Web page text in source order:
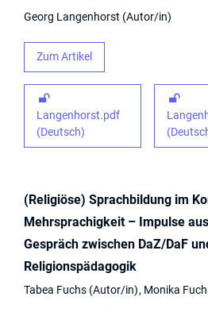
Georg Langenhorst Autor/in
Zum Artikel
Langenhorst.pdf
(Deutsch)
(Religiöse) Sprachbildung im
Mehrsprachigkeit – Impulse
Gespräch zwischen DaZ/DaF
Religionspädagogik
Tabea Fuchs Autor/in Monika